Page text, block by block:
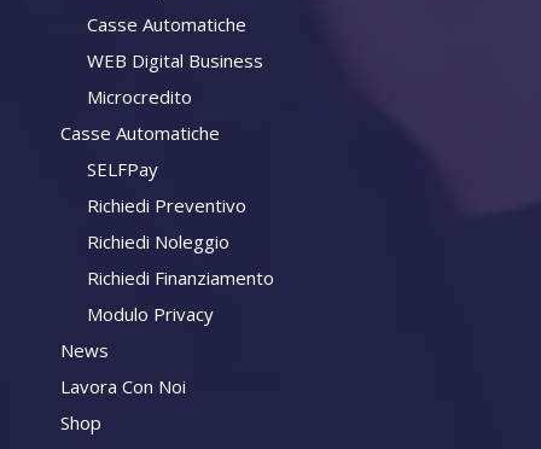
Casse Automatiche
WEB Digital Business
Microcredito
Casse Automatiche
SELFPay
Richiedi Preventivo
Richiedi Noleggio
Richiedi Finanziamento
Modulo Privacy
News
Lavora Con Noi
Shop